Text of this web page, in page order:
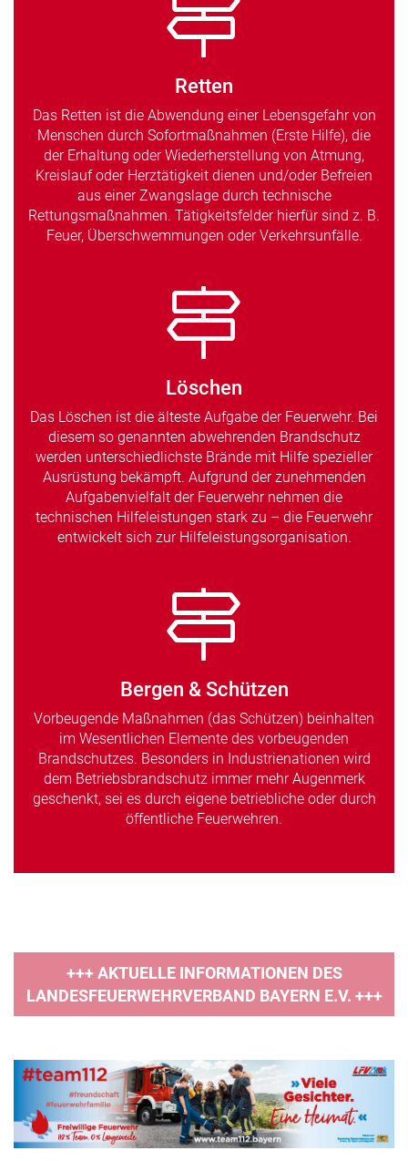
Retten
Das Retten ist die Abwendung einer Lebensgefahr von
Menschen durch Sofortmaßnahmen (Erste Hilfe), die
der Erhaltung oder Wiederherstellung von Atmung,
Kreislauf oder Herztätigkeit dienen und/oder Befreien
aus einer Zwangslage durch technische
Rettungsmaßnahmen. Tätigkeitsfelder hierfür sind z. B.
Feuer, Überschwemmungen oder Verkehrsunfälle.
Löschen
Das Löschen ist die älteste Aufgabe der Feuerwehr. Bei
diesem so genannten abwehrenden Brandschutz
werden unterschiedlichste Brände mit Hilfe spezieller
Ausrüstung bekämpft. Aufgrund der zunehmenden
Aufgabenvielfalt der Feuerwehr nehmen die
technischen Hilfeleistungen stark zu – die Feuerwehr
entwickelt sich zur Hilfeleistungsorganisation.
Bergen & Schützen
Vorbeugende Maßnahmen (das Schützen) beinhalten
im Wesentlichen Elemente des vorbeugenden
Brandschutzes. Besonders in Industrienationen wird
dem Betriebsbrandschutz immer mehr Augenmerk
geschenkt, sei es durch eigene betriebliche oder durch
öffentliche Feuerwehren.
+++ AKTUELLE INFORMATIONEN DES
LANDESFEUERWEHRVERBAND BAYERN E.V. +++